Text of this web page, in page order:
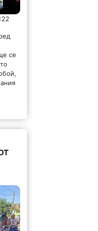
се